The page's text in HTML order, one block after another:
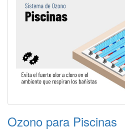
Ozono para Piscinas